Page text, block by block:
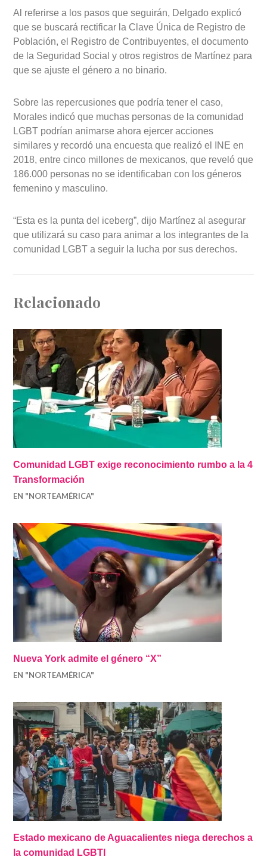
Al referirse a los pasos que seguirán, Delgado explicó
que se buscará rectificar la Clave Única de Registro de
Población, el Registro de Contribuyentes, el documento
de la Seguridad Social y otros registros de Martínez para
que se ajuste el género a no binario.
Sobre las repercusiones que podría tener el caso,
Morales indicó que muchas personas de la comunidad
LGBT podrían animarse ahora ejercer acciones
similares y recordó una encuesta que realizó el INE en
2018, entre cinco millones de mexicanos, que reveló que
186.000 personas no se identificaban con los géneros
femenino y masculino.
“Esta es la punta del iceberg”, dijo Martínez al asegurar
que utilizará su caso para animar a los integrantes de la
comunidad LGBT a seguir la lucha por sus derechos.
Relacionado
Comunidad LGBT exige reconocimiento rumbo a la 4
Transformación
EN "NORTEAMÉRICA"
Nueva York admite el género “X”
EN "NORTEAMÉRICA"
Estado mexicano de Aguacalientes niega derechos a
la comunidad LGBTI